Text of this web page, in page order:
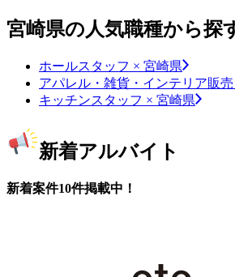
宮崎県の人気職種から探
ホールスタッフ × 宮崎県
アパレル・雑貨・インテリア販
キッチンスタッフ × 宮崎県
新着アルバイト
新着案件10件掲載中！